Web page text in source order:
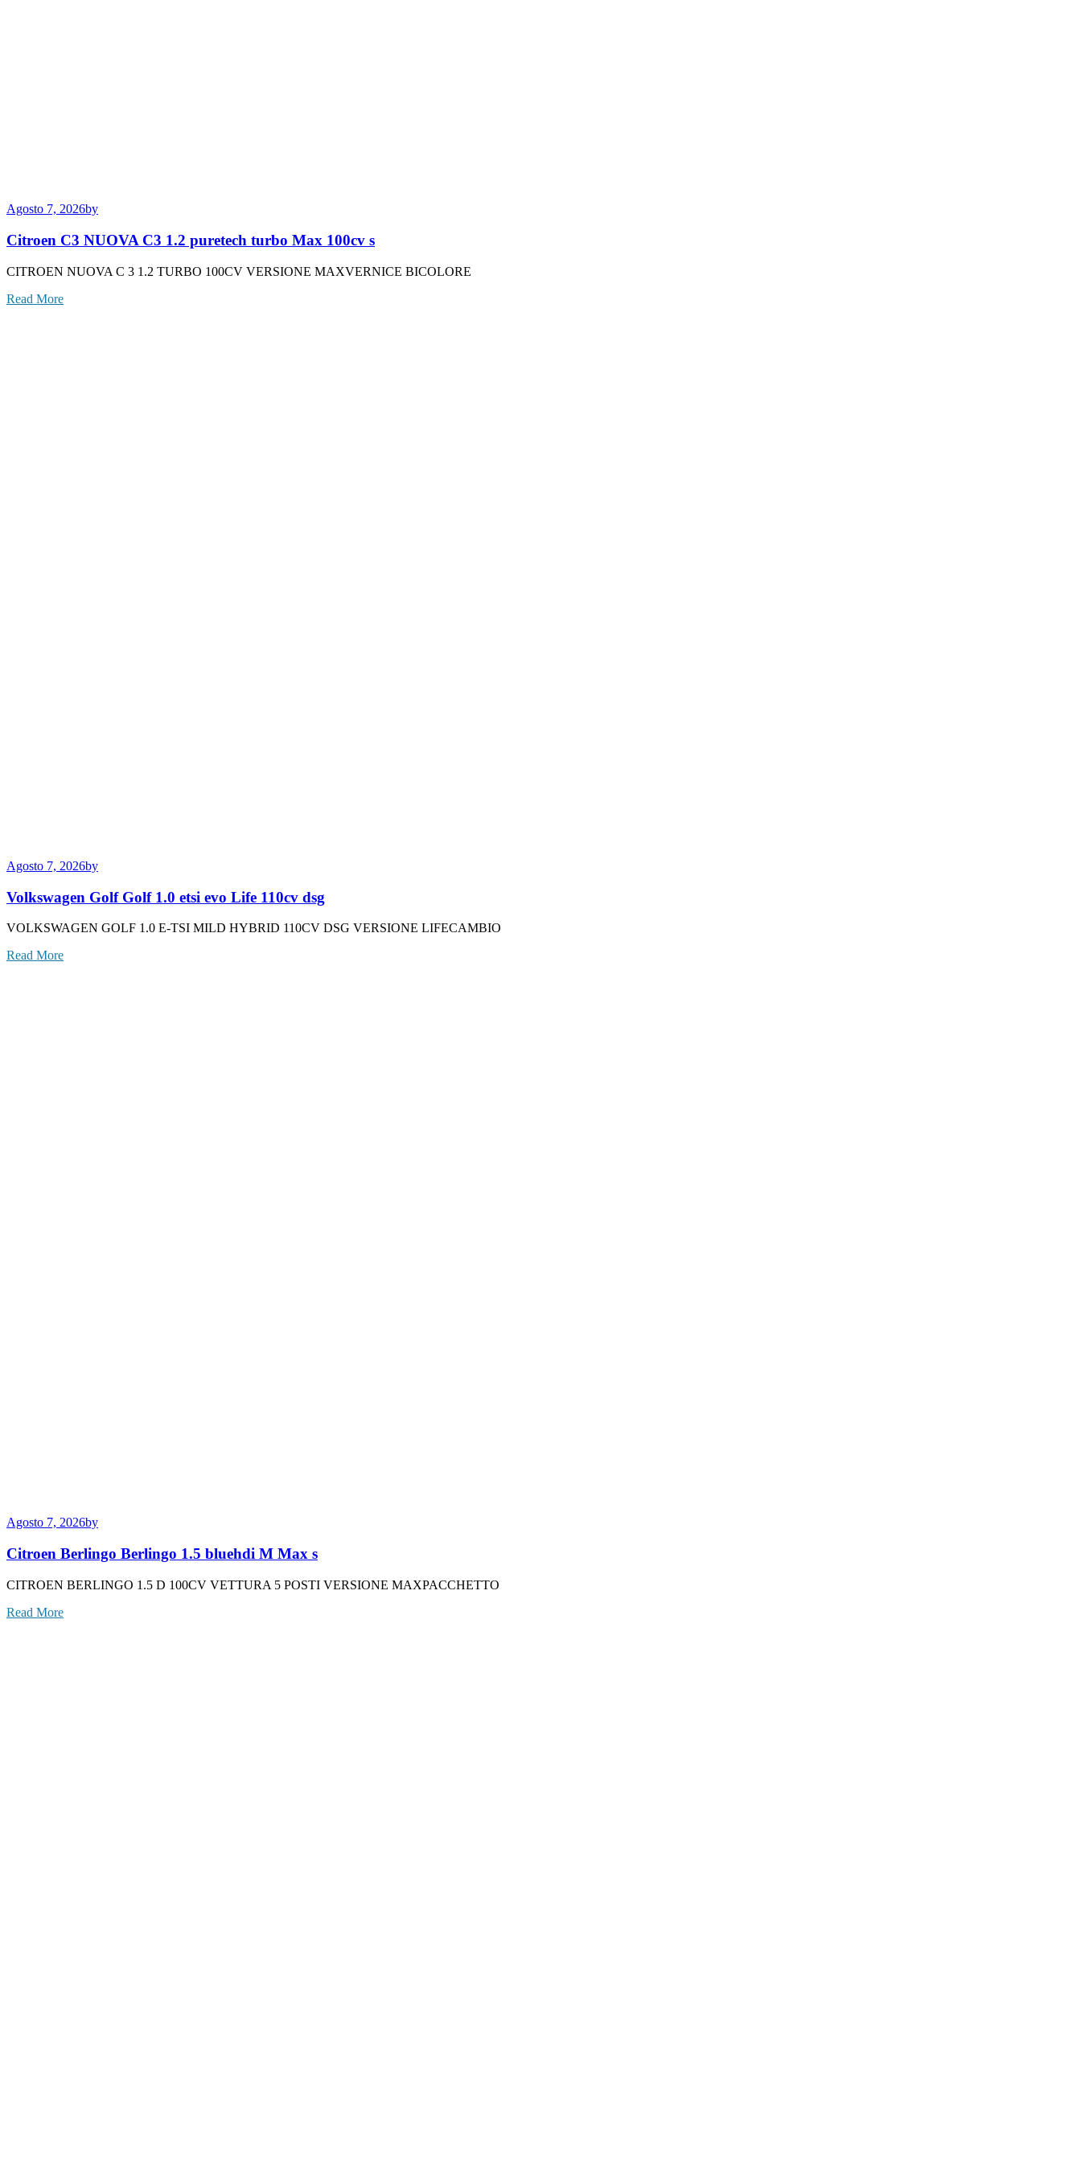
Agosto 7, 2026by
Citroen C3 NUOVA C3 1.2 puretech turbo Max 100cv s
CITROEN NUOVA C 3 1.2 TURBO 100CV VERSIONE MAXVERNICE BICOLORE
Read More
Agosto 7, 2026by
Volkswagen Golf Golf 1.0 etsi evo Life 110cv dsg
VOLKSWAGEN GOLF 1.0 E-TSI MILD HYBRID 110CV DSG VERSIONE LIFECAMBIO
Read More
Agosto 7, 2026by
Citroen Berlingo Berlingo 1.5 bluehdi M Max s
CITROEN BERLINGO 1.5 D 100CV VETTURA 5 POSTI VERSIONE MAXPACCHETTO
Read More